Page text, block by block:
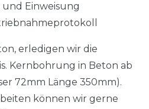
Einweisung
erledigen wir die
Kernbohrung in Beton ab
72mm Länge 350mm).
können wir gerne